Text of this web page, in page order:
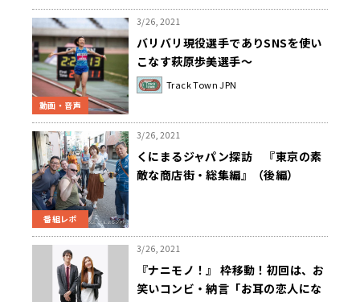
動画・音声
3/26, 2021
バリバリ現役選手でありSNSを使い
こなす萩原歩美選手～
PodcastQR「Track Town JPN」
Track Town JPN
番組レポ
3/26, 2021
くにまるジャパン探訪 『東京の素
敵な商店街・総集編』（後編）
3/26, 2021
『ナニモノ！』 枠移動！初回は、お
笑いコンビ・納言「お耳の恋人にな